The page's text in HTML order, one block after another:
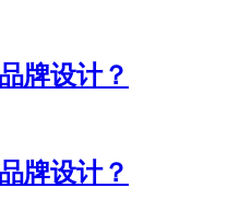
牌设计？
牌设计？